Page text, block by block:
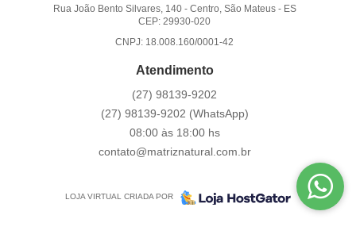
Rua João Bento Silvares, 140- Centro, São Mateus- ES
CEP: 29930-020
CNPJ: 18.008.160/0001-42
Atendimento
(27) 98139-9202
(27) 98139-9202 (WhatsApp)
08:00 às 18:00 hs
contato@matriznatural.com.br
LOJA VIRTUAL CRIADA POR